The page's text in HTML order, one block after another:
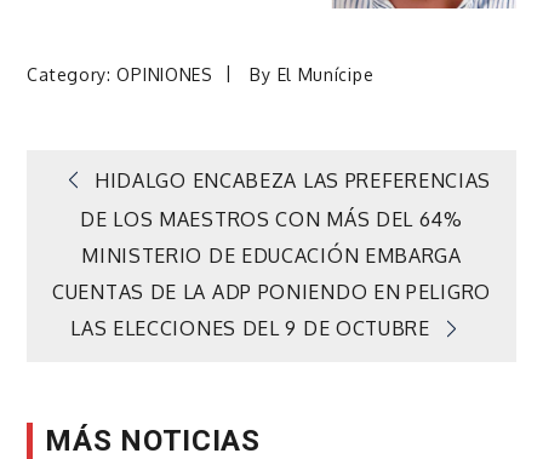
Category:OPINIONES By El Munícipe
Navegación
de
entradas
HIDALGO ENCABEZA LAS PREFERENCIAS
DE LOS MAESTROS CON MÁS DEL 64%
MINISTERIO DE EDUCACIÓN EMBARGA
CUENTAS DE LA ADP PONIENDO EN PELIGRO
LAS ELECCIONES DEL 9 DE OCTUBRE
MÁS NOTICIAS